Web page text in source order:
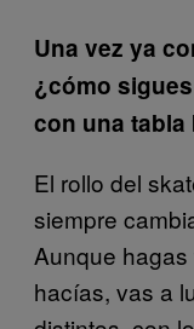
Una vez ya
¿cómo
con una
El rollo del
siempre
Aunque
hacías, vas a